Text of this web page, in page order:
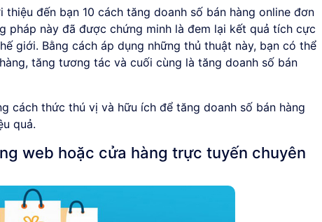
đến bạn 10 cách tăng doanh số bán hàng online đơn
pháp này đã được chứng minh là đem lại kết quả tích cực
giới. Bằng cách áp dụng những thủ thuật này, bạn có thể
tăng tương tác và cuối cùng là tăng doanh số bán
cách thức thú vị và hữu ích để tăng doanh số bán hàng
quả.
web hoặc cửa hàng trực tuyến chuyên